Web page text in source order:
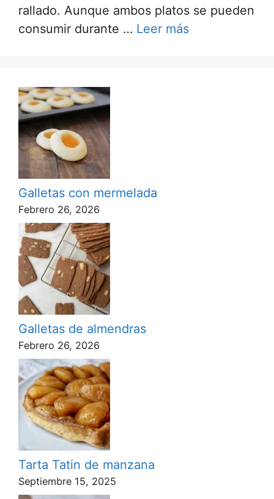
rallado. Aunque ambos platos se pueden
consumir durante … Leer más
Galletas con mermelada
Febrero 26, 2026
Galletas de almendras
Febrero 26, 2026
Tarta Tatin de manzana
Septiembre 15, 2025